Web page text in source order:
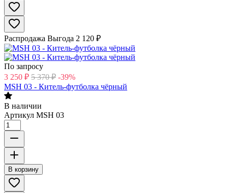
Распродажа Выгода 2 120 ₽
По запросу
3 250 ₽ 5 370 ₽ -39%
MSH 03 - Китель-футболка чёрный
В наличии
Артикул MSH 03
В корзину